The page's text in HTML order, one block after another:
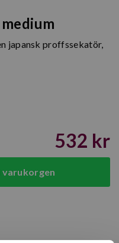
japansk proffssekatör,
532 kr
varukorgen